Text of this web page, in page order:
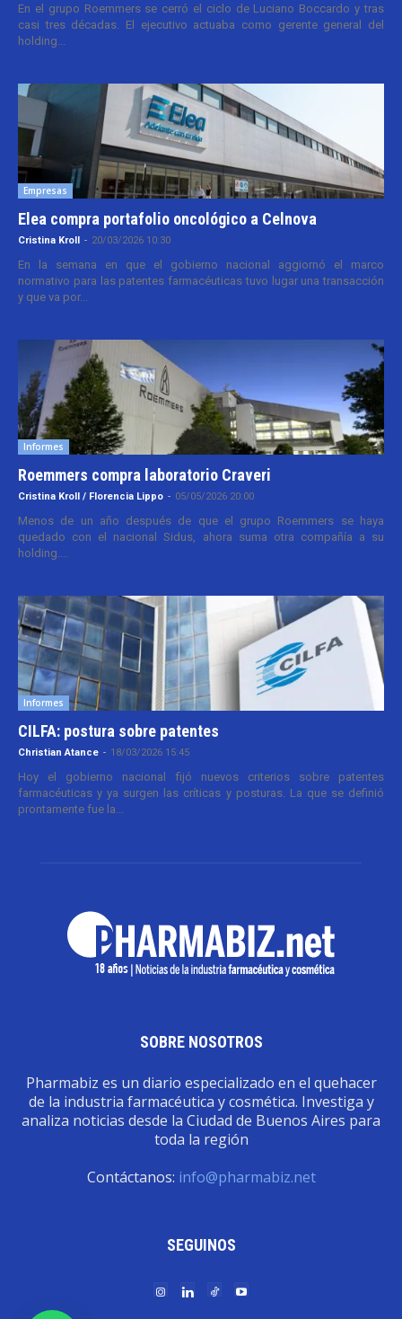
En el grupo Roemmers se cerró el ciclo de Luciano Boccardo y tras
casi tres décadas. El ejecutivo actuaba como gerente general del
holding...
Empresas
Elea compra portafolio oncológico a Celnova
Cristina Kroll - 20/03/2026 10:30
En la semana en que el gobierno nacional aggiornó el marco
normativo para las patentes farmacéuticas tuvo lugar una transacción
y que va por...
Informes
Roemmers compra laboratorio Craveri
Cristina Kroll / Florencia Lippo - 05/05/2026 20:00
Menos de un año después de que el grupo Roemmers se haya
quedado con el nacional Sidus, ahora suma otra compañía a su
holding....
Informes
CILFA: postura sobre patentes
Christian Atance - 18/03/2026 15:45
Hoy el gobierno nacional fijó nuevos criterios sobre patentes
farmacéuticas y ya surgen las críticas y posturas. La que se definió
prontamente fue la...
SOBRE NOSOTROS
Pharmabiz es un diario especializado en el quehacer
de la industria farmacéutica y cosmética. Investiga y
analiza noticias desde la Ciudad de Buenos Aires para
toda la región
Contáctanos: info@pharmabiz.net
SEGUINOS